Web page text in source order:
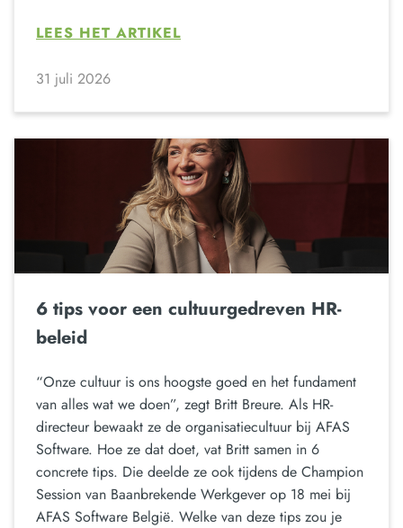
LEES HET ARTIKEL
31 juli 2026
6 tips voor een cultuurgedreven HR-
beleid
“Onze cultuur is ons hoogste goed en het fundament
van alles wat we doen”, zegt Britt Breure. Als HR-
directeur bewaakt ze de organisatiecultuur bij AFAS
Software. Hoe ze dat doet, vat Britt samen in 6
concrete tips. Die deelde ze ook tijdens de Champion
Session van Baanbrekende Werkgever op 18 mei bij
AFAS Software België. Welke van deze tips zou je